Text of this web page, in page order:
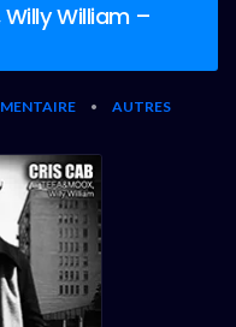
William –
• AUTRES